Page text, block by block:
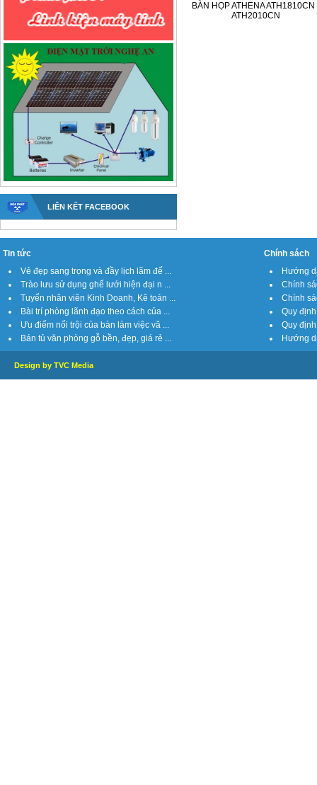
LIÊN KẾT FACEBOOK
BÀN HỌP ATHENA ATH1810CN
ATH2010CN
Tin tức
Vẻ đẹp sang trọng và đầy lịch lãm đế ...
Trào lưu sử dụng ghế lưới hiện đại n ...
Tuyển nhân viên Kinh Doanh, Kê toán ...
Bài trí phòng lãnh đạo theo cách của ...
Ưu điểm nổi trội của bàn làm việc vă ...
Bán tủ văn phòng gỗ bền, đẹp, giá rẻ ...
Chính sách
Hướng
Chính
Chính
Quy
Quy
Hướng
Design by TVC Media